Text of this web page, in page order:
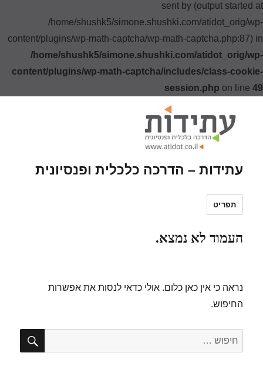
sent by (output started at
/home/shushk5/simone.shushki.com/atidot_orig/wp-
content/plugins/wp-math-captcha/wp-math-captcha.php:87) in
/home/shushk5/simone.shushki.com/atidot_orig/wp-
content/plugins/wp-math-captcha/includes/class-cookie-
session.php on line 49
עתידות – הדרכה כלכלית ופנסיונית
תפריט
העמוד לא נמצא.
נראה כי אין כאן כלום. אולי כדאי לנסות את אפשרות
החיפוש.
חפש: